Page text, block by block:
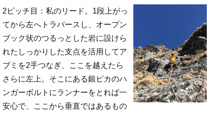
2ピッチ目：私のリード。1段上がっ
てから左へトラバースし、オープン
ブック状のつるっとした岩に設けら
れたしっかりした支点を活用してア
ブミを2手つなぎ、ここを越えたら
さらに左上。そこにある銀ピカのハ
ンガーボルトにランナーをとれば一
安心で、ここから垂直ではあるもの